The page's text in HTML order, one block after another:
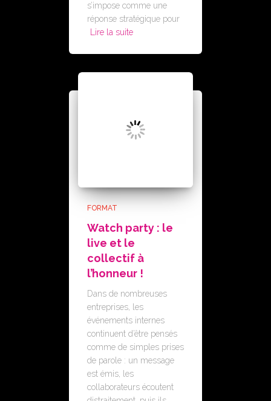
s’impose comme une
réponse stratégique pour
Lire la suite
FORMAT
Watch party : le
live et le
collectif à
l’honneur !
Dans de nombreuses
entreprises, les
événements internes
continuent d’être pensés
comme de simples prises
de parole : un message
est émis, les
collaborateurs écoutent